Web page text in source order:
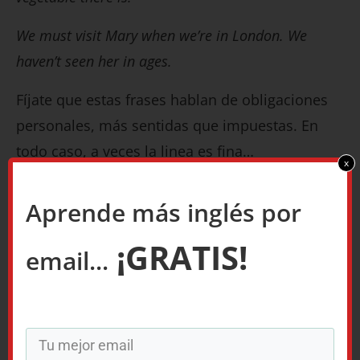
We must visit Mary when we’re in London. We
haven’t seen her in ages.
Fíjate que estas frases hablan de obligaciones
personales, más sentidas que impuestas. En
todo caso, a veces la linea es fina…
I have to answer these emails.
La diferencia podría ser poco más que tus
Aprende más inglés por
email... ¡GRATIS!
x